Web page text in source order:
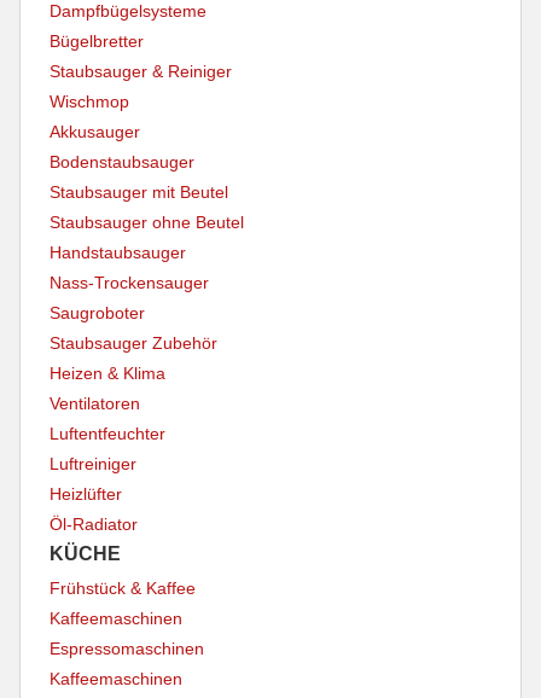
Dampfbügelsysteme
Bügelbretter
Staubsauger & Reiniger
Wischmop
Akkusauger
Bodenstaubsauger
Staubsauger mit Beutel
Staubsauger ohne Beutel
Handstaubsauger
Nass-Trockensauger
Saugroboter
Staubsauger Zubehör
Heizen & Klima
Ventilatoren
Luftentfeuchter
Luftreiniger
Heizlüfter
Öl-Radiator
KÜCHE
Frühstück & Kaffee
Kaffeemaschinen
Espressomaschinen
Kaffeemaschinen